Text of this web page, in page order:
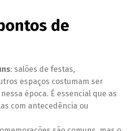
de
: salões de festas,
espaços costumam ser
época. É essencial que as
com antecedência ou